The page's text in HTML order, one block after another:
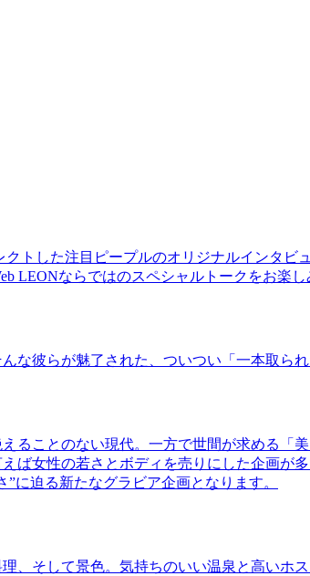
トした注目ピープルのオリジナルインタビ
LEONならではのスペシャルトークをお楽し
な彼らが魅了された、ついつい「一本取ら
ることのない現代。一方で世間が求める
ば女性の若さとボディを売りにした企画が
に迫る新たなグラビア企画となります。
そして景色。気持ちのいい温泉と高いホ